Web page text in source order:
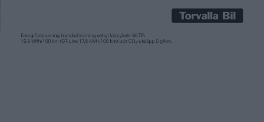
När BYD började säljas här var det med de tre modellerna Atto
3, Han och Tang på en gång. Sedan dess har även modellerna
Dolphin och Seal lagts till och även suven Seal U är på väg att